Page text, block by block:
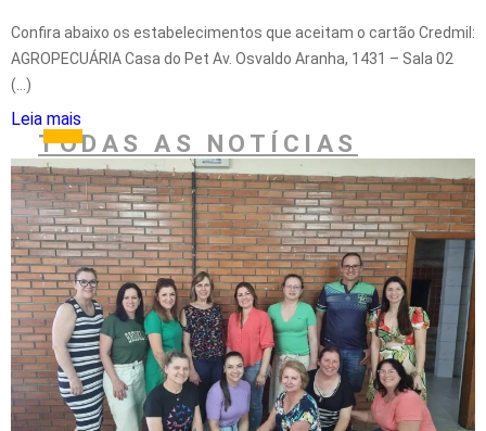
Confira abaixo os estabelecimentos que aceitam o cartão Credmil:
AGROPECUÁRIA Casa do Pet Av. Osvaldo Aranha, 1431 – Sala 02
(...)
Leia mais
TODAS AS NOTÍCIAS